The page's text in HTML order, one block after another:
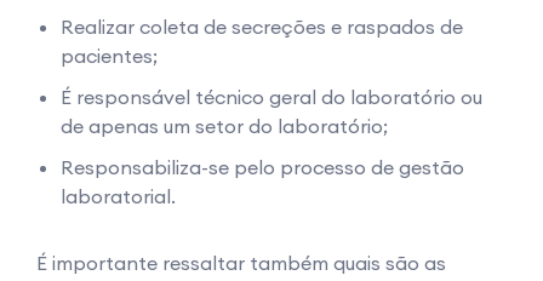
Realizar coleta de secreções e raspados de
pacientes;
É responsável técnico geral do laboratório ou
de apenas um setor do laboratório;
Responsabiliza-se pelo processo de gestão
laboratorial.
É importante ressaltar também quais são as